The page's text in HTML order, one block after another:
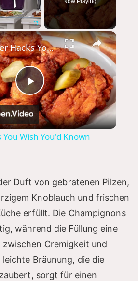
Fullscreen
Now Playing
×
P
l
y
V
i
d
Air Fryer Hacks You Wish You'd Known Sooner
Wish You'd Known
Duft von gebratenen Pilzen,
Knoblauch und frischen
erfüllt. Die Champignons
während die Füllung eine
Cremigkeit und
Bräunung, die die
sorgt für einen